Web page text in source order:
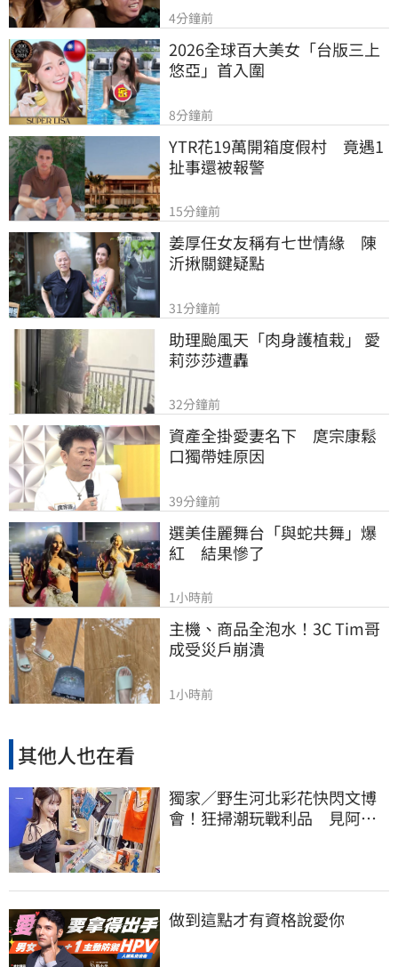
4分鐘前
2026全球百大美女「台版三上
悠亞」首入圍
8分鐘前
YTR花19萬開箱度假村　竟遇1
扯事還被報警
15分鐘前
姜厚任女友稱有七世情緣　陳
沂揪關鍵疑點
31分鐘前
助理颱風天「肉身護植栽」 愛
莉莎莎遭轟
32分鐘前
資產全掛愛妻名下　庹宗康鬆
口獨帶娃原因
39分鐘前
選美佳麗舞台「與蛇共舞」爆
紅　結果慘了
1小時前
主機、商品全泡水！3C Tim哥
成受災戶崩潰
1小時前
其他人也在看
獨家／野生河北彩花快閃文博
會！狂掃潮玩戰利品 見阿信
做到這點才有資格說愛你